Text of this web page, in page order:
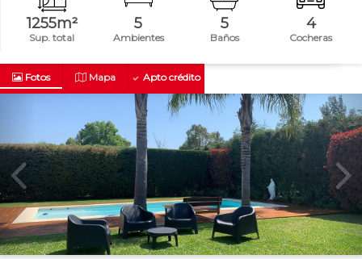
1255m²
Sup. total
5
Ambientes
5
Baños
4
Cocheras
Fotos Mapa Apto crédito